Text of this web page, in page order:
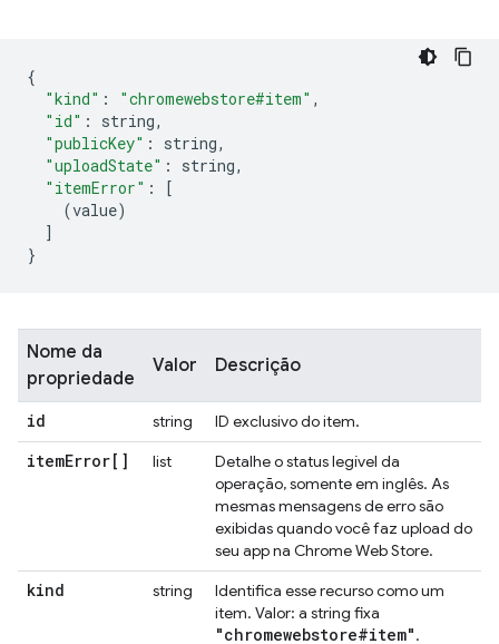
{
"kind" : "chromewebstore#item" ,
"id" : string,
"publicKey" : string,
"uploadState" : string,
"itemError" :
[
(value)
]
}
Nome da
propriedade
Valor Descrição
id string ID exclusivo do item.
itemError[] list
Detalhe o status legível da
operação, somente em inglês. As
mesmas mensagens de erro são
exibidas quando você faz upload do
seu app na Chrome Web Store.
kind string
Identifica esse recurso como um
item. Valor: a string fixa
"chromewebstore#item".